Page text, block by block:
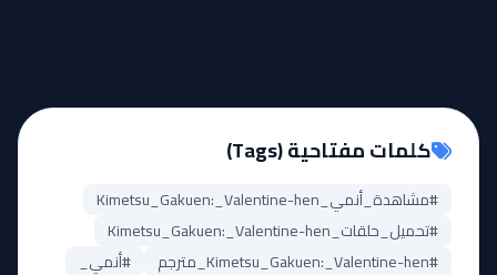
كلمات مفتاحية (Tags)
#مشاهدة_أنمي_Kimetsu_Gakuen:_Valentine-hen
#تحميل_حلقات_Kimetsu_Gakuen:_Valentine-hen
#Kimetsu_Gakuen:_Valentine-hen_مترجم
#أنمي_